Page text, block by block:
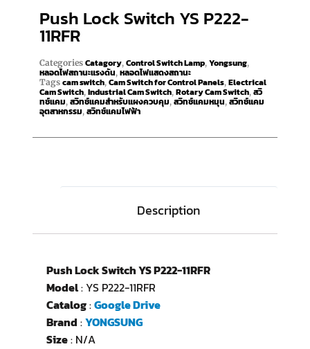
Push Lock Switch YS P222-
11RFR
Categories Catagory, Control Switch Lamp, Yongsung,
หลอดไฟสถานะแรงดัน, หลอดไฟแสดงสถานะ
Tags cam switch, Cam Switch for Control Panels, Electrical
Cam Switch, Industrial Cam Switch, Rotary Cam Switch, สวิ
ทช์แคม, สวิทช์แคมสำหรับแผงควบคุม, สวิทช์แคมหมุน, สวิทช์แคม
อุตสาหกรรม, สวิทช์แคมไฟฟ้า
Description
Push Lock Switch YS P222-11RFR
Model: YS P222-11RFR
Catalog:Google Drive
Brand :YONGSUNG
Size: N/A